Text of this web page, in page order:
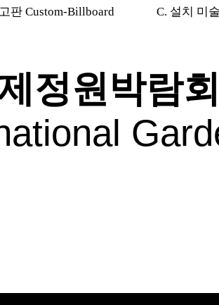
판 Custom-Billboard C. 설치 미
정원박람